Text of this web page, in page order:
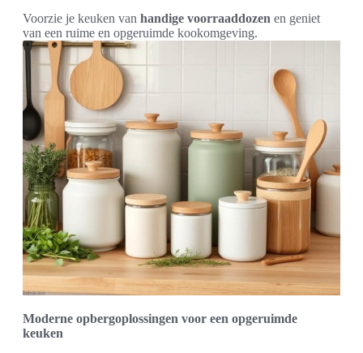
Voorzie je keuken van handige voorraaddozen en geniet
van een ruime en opgeruimde kookomgeving.
Moderne opbergoplossingen voor een opgeruimde
keuken